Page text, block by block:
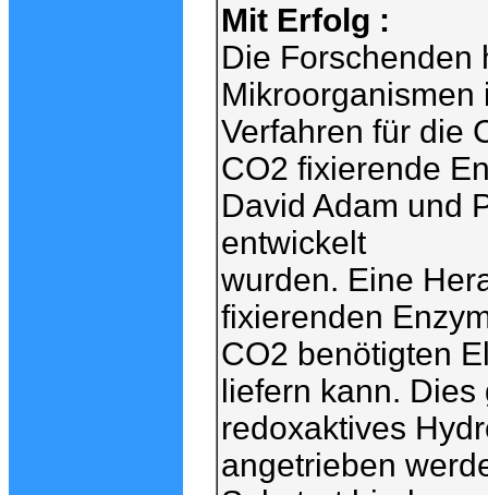
Mit Erfolg :
Die Forschenden
Verfahren für die
CO2 fixierende
David Adam und
entwickelt
wurden. Eine
fixierenden
CO2 benötigten
liefern kann.
redoxaktives
angetrieben